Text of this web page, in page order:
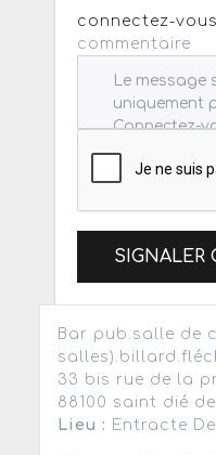
connectez-vous
commentaire
SIGNALER
Bar pub.salle de
33 bis rue de la
88100 saint dié
Lieu : Entracte